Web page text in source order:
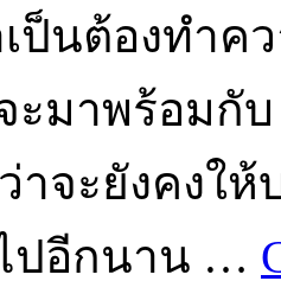
ป็นต้องทำค
ะมาพร้อม
าจะยังคงใ
ปอีกนาน …